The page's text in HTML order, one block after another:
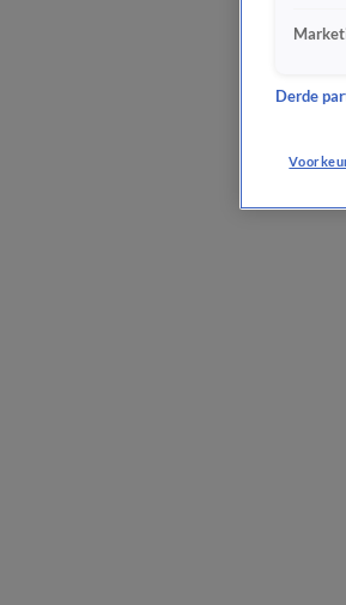
Derde